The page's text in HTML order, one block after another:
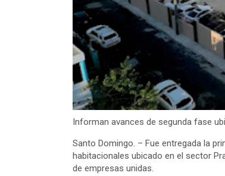
Informan avances de segunda fase
Santo Domingo. – Fue entregada la
habitacionales ubicado en el sector
de empresas unidas.